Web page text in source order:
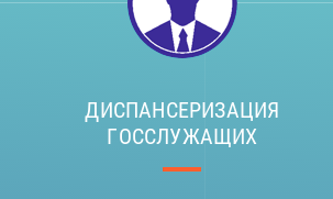
ДИСПАНСЕРИЗАЦИЯ
ГОССЛУЖАЩИХ